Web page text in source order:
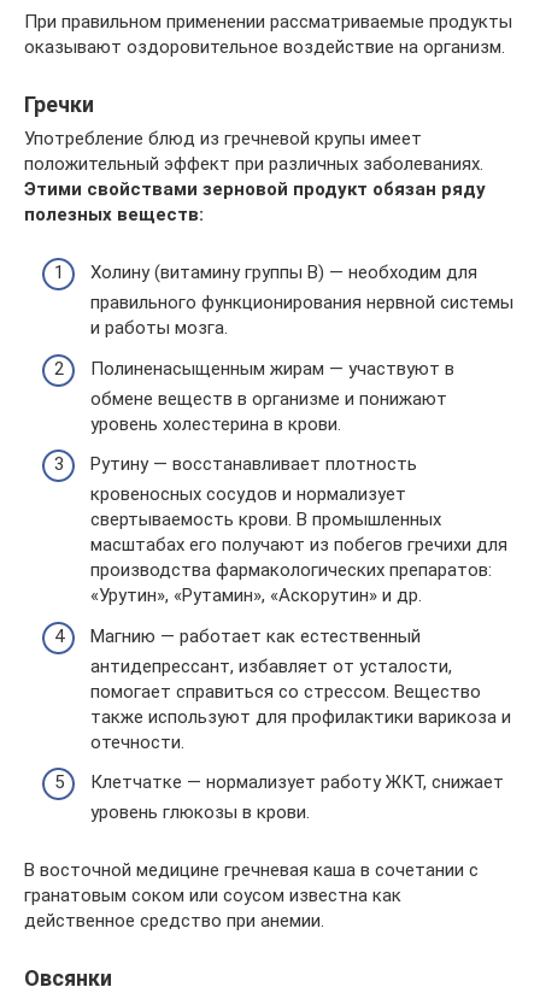
При правильном применении рассматриваемые продукты
оказывают оздоровительное воздействие на организм.
Гречки
Употребление блюд из гречневой крупы имеет
положительный эффект при различных заболеваниях.
Этими свойствами зерновой продукт обязан ряду
полезных веществ:
Холину (витамину группы В) — необходим для
правильного функционирования нервной системы
и работы мозга.
Полиненасыщенным жирам — участвуют в
обмене веществ в организме и понижают
уровень холестерина в крови.
Рутину — восстанавливает плотность
кровеносных сосудов и нормализует
свертываемость крови. В промышленных
масштабах его получают из побегов гречихи для
производства фармакологических препаратов:
«Урутин», «Рутамин», «Аскорутин» и др.
Магнию — работает как естественный
антидепрессант, избавляет от усталости,
помогает справиться со стрессом. Вещество
также используют для профилактики варикоза и
отечности.
Клетчатке — нормализует работу ЖКТ, снижает
уровень глюкозы в крови.
В восточной медицине гречневая каша в сочетании с
гранатовым соком или соусом известна как
действенное средство при анемии.
Овсянки